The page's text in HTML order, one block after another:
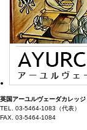
英国アーユルヴェーダカレッジ
TEL. 03-5464-1083（代表）
FAX. 03-5464-1084